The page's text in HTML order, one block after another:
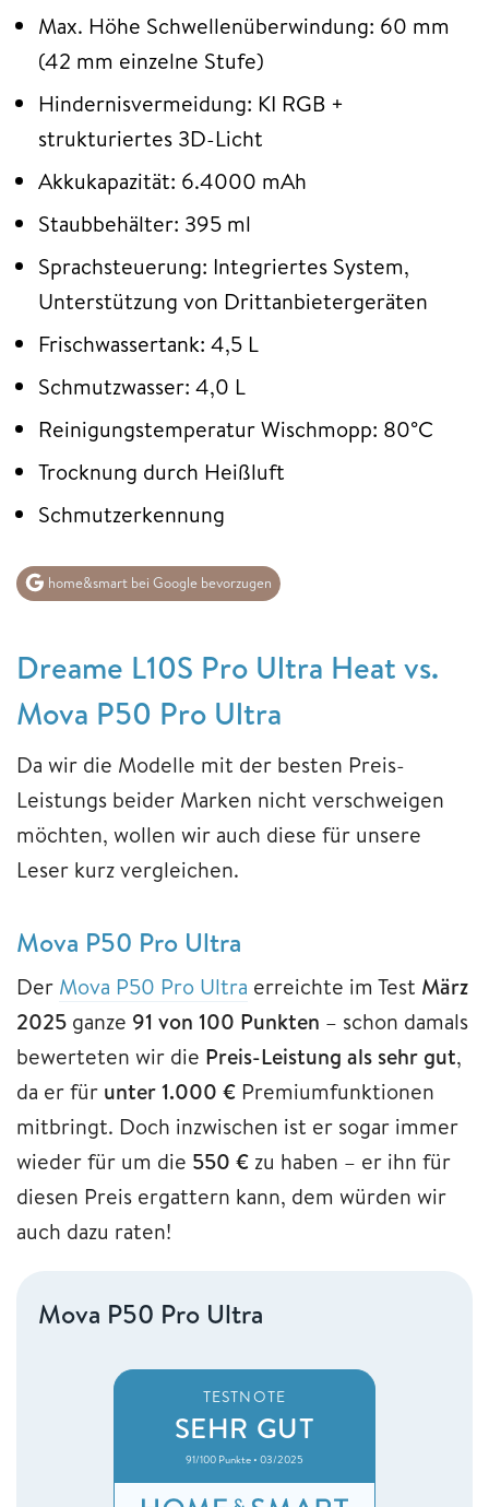
Max. Höhe Schwellenüberwindung: 60 mm
(42 mm einzelne Stufe)
Hindernisvermeidung: KI RGB +
strukturiertes 3D-Licht
Akkukapazität: 6.4000 mAh
Staubbehälter: 395 ml
Sprachsteuerung: Integriertes System,
Unterstützung von Drittanbietergeräten
Frischwassertank: 4,5 L
Schmutzwasser: 4,0 L
Reinigungstemperatur Wischmopp: 80°C
Trocknung durch Heißluft
Schmutzerkennung
home&smart bei Google bevorzugen
Dreame L10S Pro Ultra Heat vs.
Mova P50 Pro Ultra
Da wir die Modelle mit der besten Preis-
Leistungs beider Marken nicht verschweigen
möchten, wollen wir auch diese für unsere
Leser kurz vergleichen.
Mova P50 Pro Ultra
Der Mova P50 Pro Ultra erreichte im Test März
2025 ganze 91 von 100 Punkten – schon damals
bewerteten wir die Preis-Leistung als sehr gut,
da er für unter 1.000 € Premiumfunktionen
mitbringt. Doch inzwischen ist er sogar immer
wieder für um die 550 €zu haben – er ihn für
diesen Preis ergattern kann, dem würden wir
auch dazu raten!
Mova P50 Pro Ultra
TESTNOTE
SEHR GUT
91/100 Punkte • 03/2025